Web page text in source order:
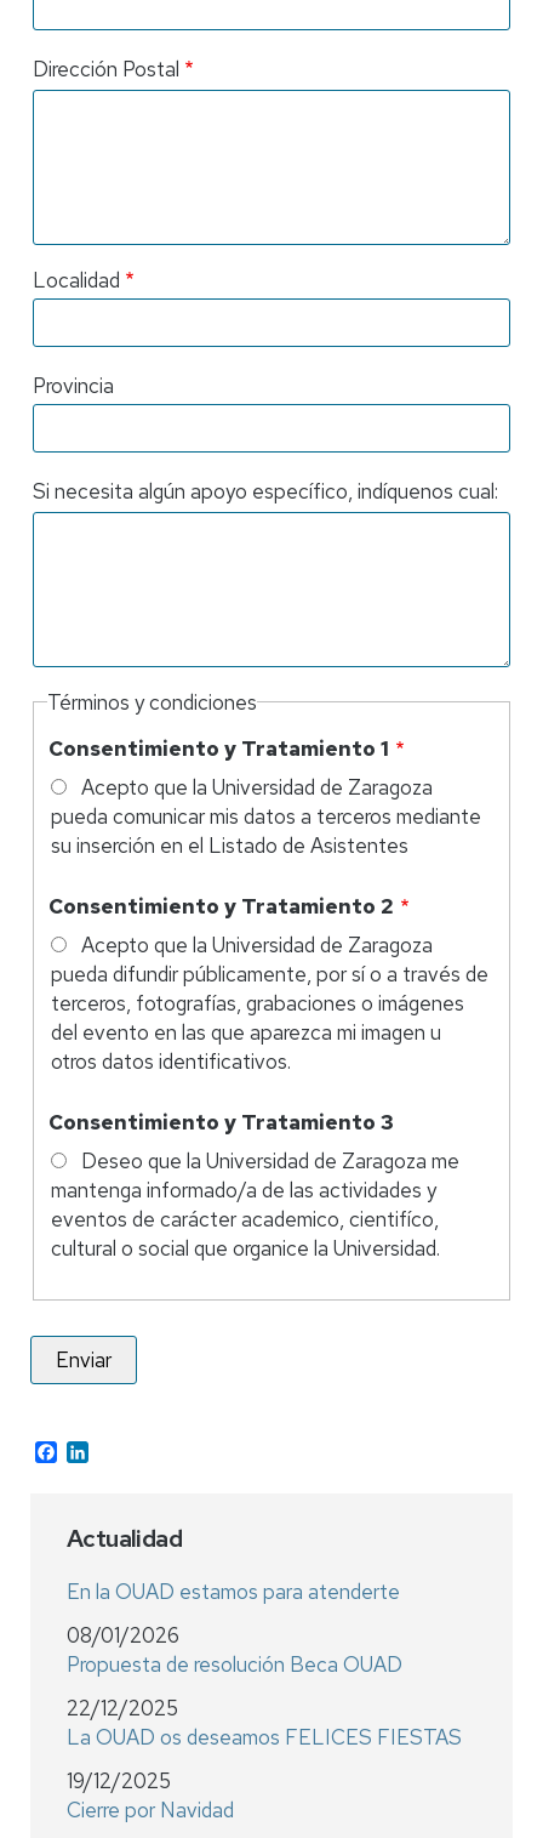
Dirección Postal
Localidad
Provincia
Si necesita algún apoyo específico, indíquenos cual:
Términos y condiciones
Consentimiento y Tratamiento 1
Acepto que la Universidad de Zaragoza
pueda comunicar mis datos a terceros mediante
su inserción en el Listado de Asistentes
Consentimiento y Tratamiento 2
Acepto que la Universidad de Zaragoza
pueda difundir públicamente, por sí o a través de
terceros, fotografías, grabaciones o imágenes
del evento en las que aparezca mi imagen u
otros datos identificativos.
Consentimiento y Tratamiento 3
Deseo que la Universidad de Zaragoza me
mantenga informado/a de las actividades y
eventos de carácter academico, cientifíco,
cultural o social que organice la Universidad.
Facebook
Actualidad
En la OUAD estamos para atenderte
08/01/2026
Propuesta de resolución Beca OUAD
22/12/2025
La OUAD os deseamos FELICES FIESTAS
19/12/2025
Cierre por Navidad